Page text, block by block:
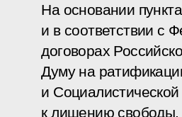
На основании
и в соответствии с
договорах
Думу на
и
к лишению свободы,